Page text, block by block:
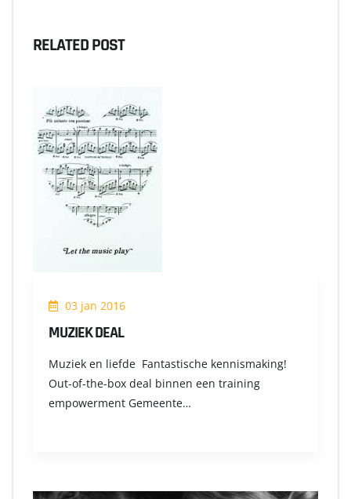
RELATED POST
03 jan 2016
MUZIEK DEAL
Muziek en liefde Fantastische kennismaking!
Out-of-the-box deal binnen een training
empowerment Gemeente…